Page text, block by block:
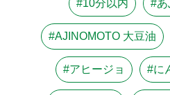
#10分以内 #あ
#AJINOMOTO 大豆油
#アヒージョ #に